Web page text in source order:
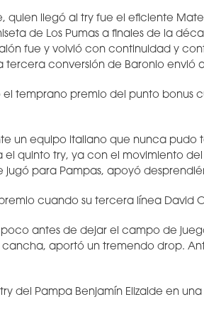
quien llegó al try fue el eficiente
de Los Pumas a finales de la
fue y volvió con continuidad y
tercera conversión de Baronio envió
el temprano premio del punto bonus
un equipo italiano que nunca pudo
el quinto try, ya con el movimiento
jugó para Pampas, apoyó
cuando su tercera línea David
poco antes de dejar el campo de
aportó un tremendo drop.
del Pampa Benjamín Elizalde en